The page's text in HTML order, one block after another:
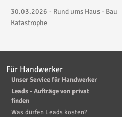
30.03.2026 - Rund ums Haus - Bau
Katastrophe
Für Handwerker
Unser Service für Handwerker
Leads - Aufträge von privat
finden
Was dürfen Leads kosten?